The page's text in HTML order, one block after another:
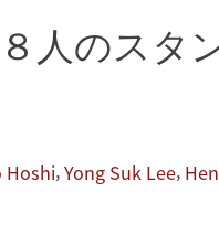
人のスタ
Hoshi,Yong Suk Lee,